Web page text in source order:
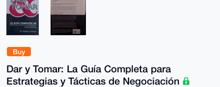
Buy
Dar y Tomar: La Guía Completa para
Estrategias y Tácticas de Negociación